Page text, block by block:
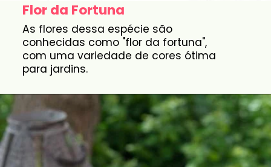
Flor da Fortuna
As flores dessa espécie são
conhecidas como "flor da fortuna",
com uma variedade de cores ótima
para jardins.